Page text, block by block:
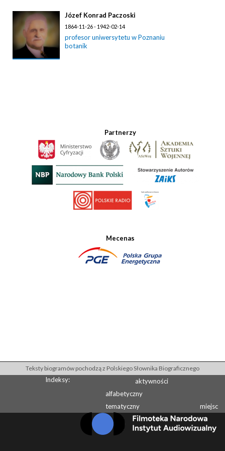
Józef Konrad Paczoski
1864-11-26 - 1942-02-14
profesor uniwersytetu w Poznaniu
botanik
Partnerzy
Mecenas
Teksty biogramów pochodzą z Polskiego Słownika Biograficznego
Indeksy:
aktywności
alfabetyczny
tematyczny
miejsc